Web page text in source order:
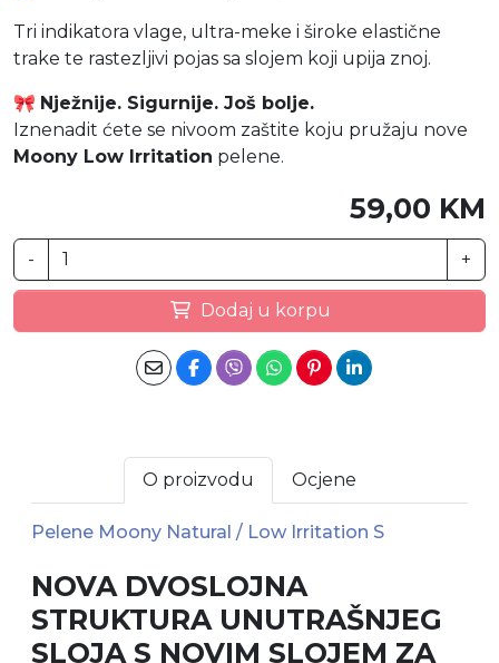
Tri indikatora vlage, ultra-meke i široke elastične
trake te rastezljivi pojas sa slojem koji upija znoj.
🎀 Nježnije. Sigurnije. Još bolje.
Iznenadit ćete se nivoom zaštite koju pružaju nove
Moony Low Irritation pelene.
59,00 KM
- +
Dodaj u korpu
O proizvodu Ocjene
Pelene Moony Natural / Low Irritation S
NOVA DVOSLOJNA
STRUKTURA UNUTRAŠNJEG
SLOJA S NOVIM SLOJEM ZA